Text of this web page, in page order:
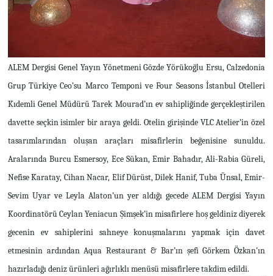
ALEM Dergisi Genel Yayın Yönetmeni Gözde Yörükoğlu Ersu, Calzedonia
Grup Türkiye Ceo’su Marco Temponi ve Four Seasons İstanbul Otelleri
Kıdemli Genel Müdürü Tarek Mourad’ın ev sahipliğinde gerçekleştirilen
davette seçkin isimler bir araya geldi. Otelin girişinde VLC Atelier’in özel
tasarımlarından oluşan araçları misafirlerin beğenisine sunuldu.
Aralarında Burcu Esmersoy, Ece Sükan, Emir Bahadır, Ali-Rabia Güreli,
Nefise Karatay, Cihan Nacar, Elif Dürüst, Dilek Hanif, Tuba Ünsal, Emir-
Sevim Uyar ve Leyla Alaton’un yer aldığı gecede ALEM Dergisi Yayın
Koordinatörü Ceylan Yeniacun Şimşek’in misafirlere hoş geldiniz diyerek
gecenin ev sahiplerini sahneye konuşmalarını yapmak için davet
etmesinin ardından Aqua Restaurant & Bar’ın şefi Görkem Özkan’ın
hazırladığı deniz ürünleri ağırlıklı menüsü misafirlere takdim edildi.